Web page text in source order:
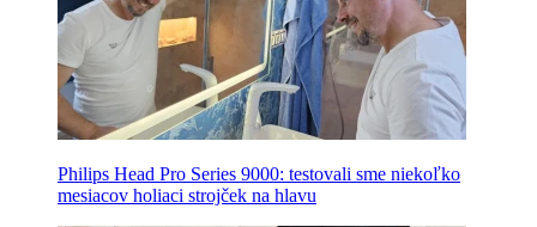
Philips Head Pro Series 9000: testovali sme niekoľko
mesiacov holiaci strojček na hlavu